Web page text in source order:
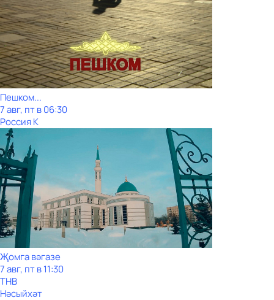
Пешком...
7 авг, пт в 06:30
Россия К
Җомга вәгазе
7 авг, пт в 11:30
ТНВ
Нәсыйхәт